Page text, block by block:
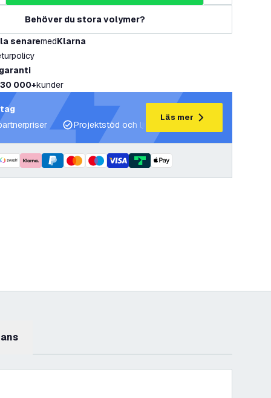
Behöver du stora volymer?
senaremedKlarna
30 000+kunder
Projektstöd och ljusplaner
Läs mer